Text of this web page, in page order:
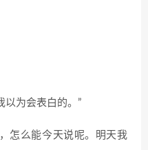
以为会表白的。”
怎么能今天说呢。明天我